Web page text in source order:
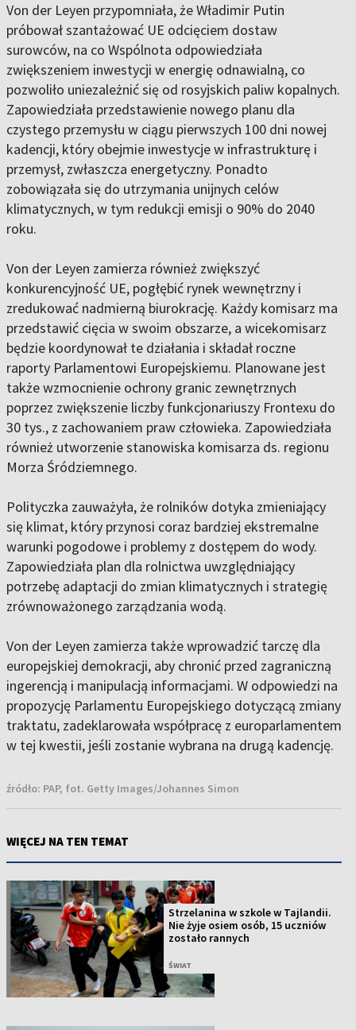
Von der Leyen przypomniała, że Władimir Putin
próbował szantażować UE odcięciem dostaw
surowców, na co Wspólnota odpowiedziała
zwiększeniem inwestycji w energię odnawialną, co
pozwoliło uniezależnić się od rosyjskich paliw kopalnych.
Zapowiedziała przedstawienie nowego planu dla
czystego przemysłu w ciągu pierwszych 100 dni nowej
kadencji, który obejmie inwestycje w infrastrukturę i
przemysł, zwłaszcza energetyczny. Ponadto
zobowiązała się do utrzymania unijnych celów
klimatycznych, w tym redukcji emisji o 90% do 2040
roku.
Von der Leyen zamierza również zwiększyć
konkurencyjność UE, pogłębić rynek wewnętrzny i
zredukować nadmierną biurokrację. Każdy komisarz ma
przedstawić cięcia w swoim obszarze, a wicekomisarz
będzie koordynował te działania i składał roczne
raporty Parlamentowi Europejskiemu. Planowane jest
także wzmocnienie ochrony granic zewnętrznych
poprzez zwiększenie liczby funkcjonariuszy Frontexu do
30 tys., z zachowaniem praw człowieka. Zapowiedziała
również utworzenie stanowiska komisarza ds. regionu
Morza Śródziemnego.
Polityczka zauważyła, że rolników dotyka zmieniający
się klimat, który przynosi coraz bardziej ekstremalne
warunki pogodowe i problemy z dostępem do wody.
Zapowiedziała plan dla rolnictwa uwzględniający
potrzebę adaptacji do zmian klimatycznych i strategię
zrównoważonego zarządzania wodą.
Von der Leyen zamierza także wprowadzić tarczę dla
europejskiej demokracji, aby chronić przed zagraniczną
ingerencją i manipulacją informacjami. W odpowiedzi na
propozycję Parlamentu Europejskiego dotyczącą zmiany
traktatu, zadeklarowała współpracę z europarlamentem
w tej kwestii, jeśli zostanie wybrana na drugą kadencję.
źródło: PAP, fot. Getty Images/Johannes Simon
WIĘCEJ NA TEN TEMAT
Strzelanina w szkole w Tajlandii.
Nie żyje osiem osób, 15 uczniów
zostało rannych
ŚWIAT